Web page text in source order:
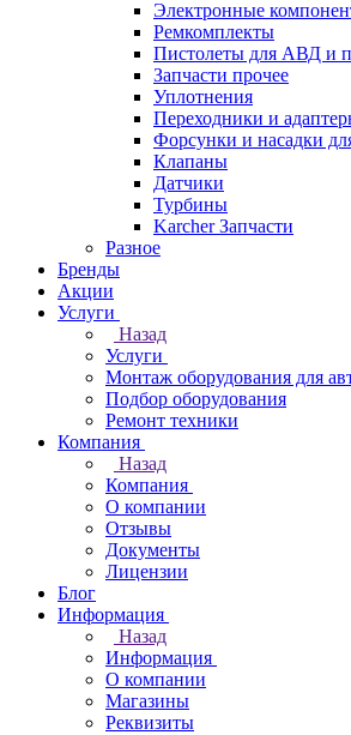
Электронные
Ремкомплекты
Пистолеты для АВД и
Запчасти прочее
Уплотнения
Переходники и
Форсунки и насадки
Клапаны
Датчики
Турбины
Karcher Запчасти
Разное
Бренды
Акции
Услуги
Назад
Услуги
Монтаж оборудования для
Подбор оборудования
Ремонт техники
Компания
Назад
Компания
О компании
Отзывы
Документы
Лицензии
Блог
Информация
Назад
Информация
О компании
Магазины
Реквизиты